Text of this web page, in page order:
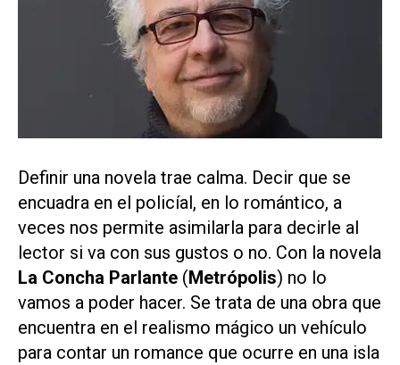
Definir una novela trae calma. Decir que se
encuadra en el policíal, en lo romántico, a
veces nos permite asimilarla para decirle al
lector si va con sus gustos o no. Con la novela
La Concha Parlante (Metrópolis) no lo
vamos a poder hacer. Se trata de una obra que
encuentra en el realismo mágico un vehículo
para contar un romance que ocurre en una isla